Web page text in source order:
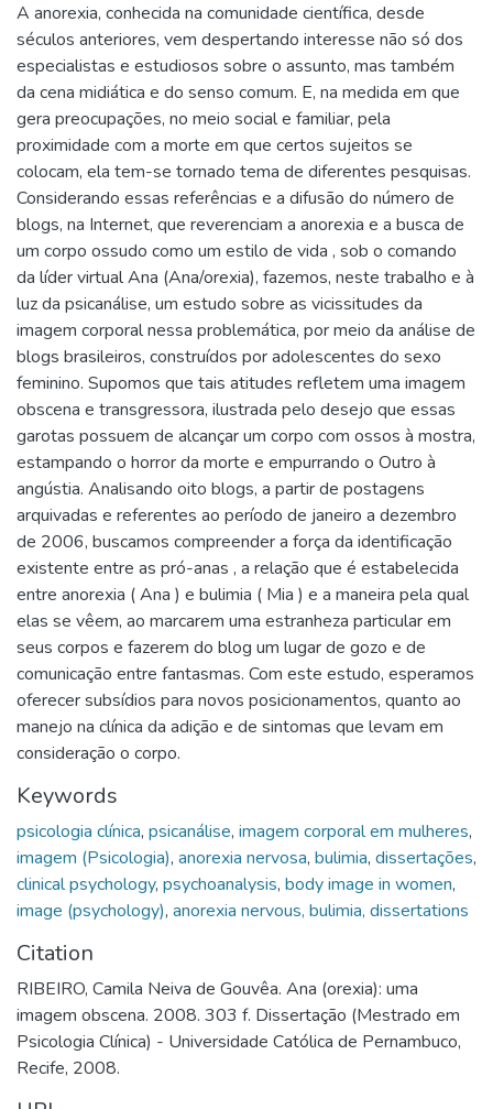
A anorexia, conhecida na comunidade científica, desde
séculos anteriores, vem despertando interesse não só dos
especialistas e estudiosos sobre o assunto, mas também
da cena midiática e do senso comum. E, na medida em que
gera preocupações, no meio social e familiar, pela
proximidade com a morte em que certos sujeitos se
colocam, ela tem-se tornado tema de diferentes pesquisas.
Considerando essas referências e a difusão do número de
blogs, na Internet, que reverenciam a anorexia e a busca de
um corpo ossudo como um estilo de vida , sob o comando
da líder virtual Ana (Ana/orexia), fazemos, neste trabalho e à
luz da psicanálise, um estudo sobre as vicissitudes da
imagem corporal nessa problemática, por meio da análise de
blogs brasileiros, construídos por adolescentes do sexo
feminino. Supomos que tais atitudes refletem uma imagem
obscena e transgressora, ilustrada pelo desejo que essas
garotas possuem de alcançar um corpo com ossos à mostra,
estampando o horror da morte e empurrando o Outro à
angústia. Analisando oito blogs, a partir de postagens
arquivadas e referentes ao período de janeiro a dezembro
de 2006, buscamos compreender a força da identificação
existente entre as pró-anas , a relação que é estabelecida
entre anorexia ( Ana ) e bulimia ( Mia ) e a maneira pela qual
elas se vêem, ao marcarem uma estranheza particular em
seus corpos e fazerem do blog um lugar de gozo e de
comunicação entre fantasmas. Com este estudo, esperamos
oferecer subsídios para novos posicionamentos, quanto ao
manejo na clínica da adição e de sintomas que levam em
consideração o corpo.
Keywords
psicologia clínica, psicanálise, imagem corporal em mulheres,
imagem (Psicologia), anorexia nervosa, bulimia, dissertações,
clinical psychology, psychoanalysis, body image in women,
image (psychology), anorexia nervous, bulimia, dissertations
Citation
RIBEIRO, Camila Neiva de Gouvêa. Ana (orexia): uma
imagem obscena. 2008. 303 f. Dissertação (Mestrado em
Psicologia Clínica) - Universidade Católica de Pernambuco,
Recife, 2008.